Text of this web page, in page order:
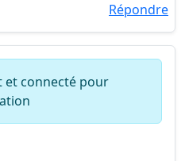
Répondre
et connecté pour